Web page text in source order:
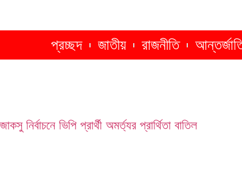
প্রচ্ছদ জাতীয় রাজনীতি
জাকসু নির্বাচনে ভিপি প্রার্থী অমর্ত্যর প্রার্থিতা বাতিল